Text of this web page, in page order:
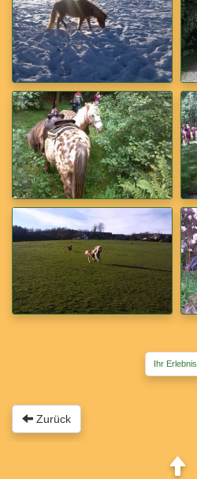
Ihr Erlebnis
Zurück